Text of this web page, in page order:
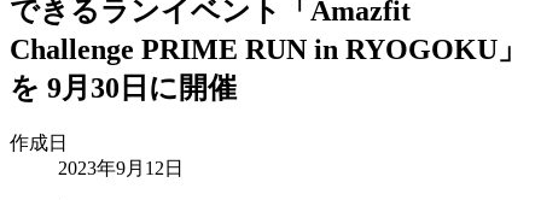
できるランイベント「Amazfit
Challenge PRIME RUN in RYOGOKU」
を 9月30日に開催
作成日
2023年9月12日